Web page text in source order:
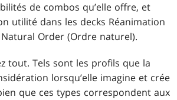
de combos qu’elle offre, et
utilité dans les decks Réanimation
Natural Order (Ordre naturel).
tout. Tels sont les profils que la
lorsqu’elle imagine et crée
que ces types correspondent aux